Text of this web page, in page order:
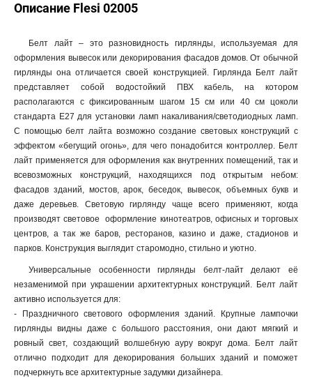
Описание Flesi 02005
Белт лайт – это разновидность гирлянды, используемая для
оформления вывесок или декорирования фасадов домов. От обычной
гирлянды она отличается своей конструкцией. Гирлянда Белт лайт
представляет собой водостойкий ПВХ кабель, на котором
располагаются с фиксированным шагом 15 см или 40 см цоколи
стандарта E27 для установки ламп накаливания/светодиодных ламп.
С помощью белт лайта возможно создание световых конструкций с
эффектом «бегущий огонь», для чего понадобится контроллер. Белт
лайт применяется для оформления как внутренних помещений, так и
всевозможных конструкций, находящихся под открытым небом:
фасадов зданий, мостов, арок, беседок, вывесок, объемных букв и
даже деревьев. Световую гирлянду чаще всего применяют, когда
производят световое оформление кинотеатров, офисных и торговых
центров, а так же баров, ресторанов, казино и даже, стадионов и
парков. Конструкция выглядит старомодно, стильно и уютно.
Универсальные особенности гирлянды белт-лайт делают её
незаменимой при украшении архитектурных конструкций. Белт лайт
активно используется для:
- Праздничного светового оформления зданий. Крупные лампочки
гирлянды видны даже с большого расстояния, они дают мягкий и
ровный свет, создающий волшебную ауру вокруг дома. Белт лайт
отлично подходит для декорирования больших зданий и поможет
подчеркнуть все архитектурные задумки дизайнера.